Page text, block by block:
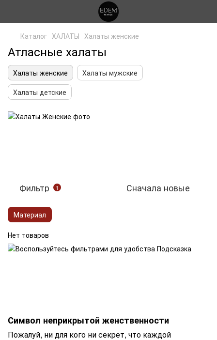
Каталог ХАЛАТЫ Халаты женские
Атласные халаты
Халаты женские
Халаты мужские
Халаты детские
Фильтр 1 Сначала новые
Материал
Нет товаров
Символ неприкрытой женственности
Пожалуй, ни для кого ни секрет, что каждой